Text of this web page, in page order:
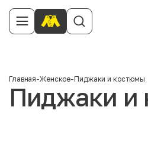
Главная-Женское-Пиджаки и костюмы
Пиджаки и